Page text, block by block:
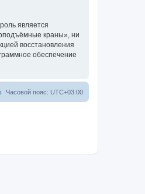
является
краны», ни
восстановления
обеспечение
Часовой пояс: UTC+03:00